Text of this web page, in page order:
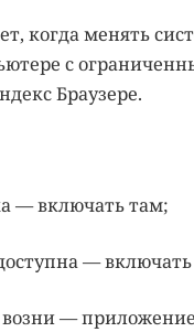
когда менять
с
Браузере.
— включать там;
— включать
—